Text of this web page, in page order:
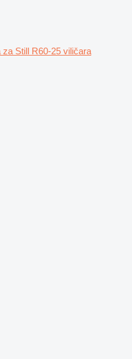
za Still R60-25 viličara